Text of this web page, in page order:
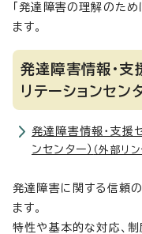
「発達障害の理解のため
ます。
発達障害情報・支
リテーションセン
発達障害情報・支援
ンセンター） （外部リン
発達障害に関する信頼
ます。
特性や基本的な対応、